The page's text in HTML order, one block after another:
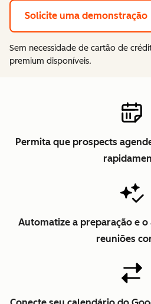
Solicite uma demonstração
Sem necessidade de cartão de
premium disponíveis.
Permita que prospects
Automatize a preparação e
reuniões